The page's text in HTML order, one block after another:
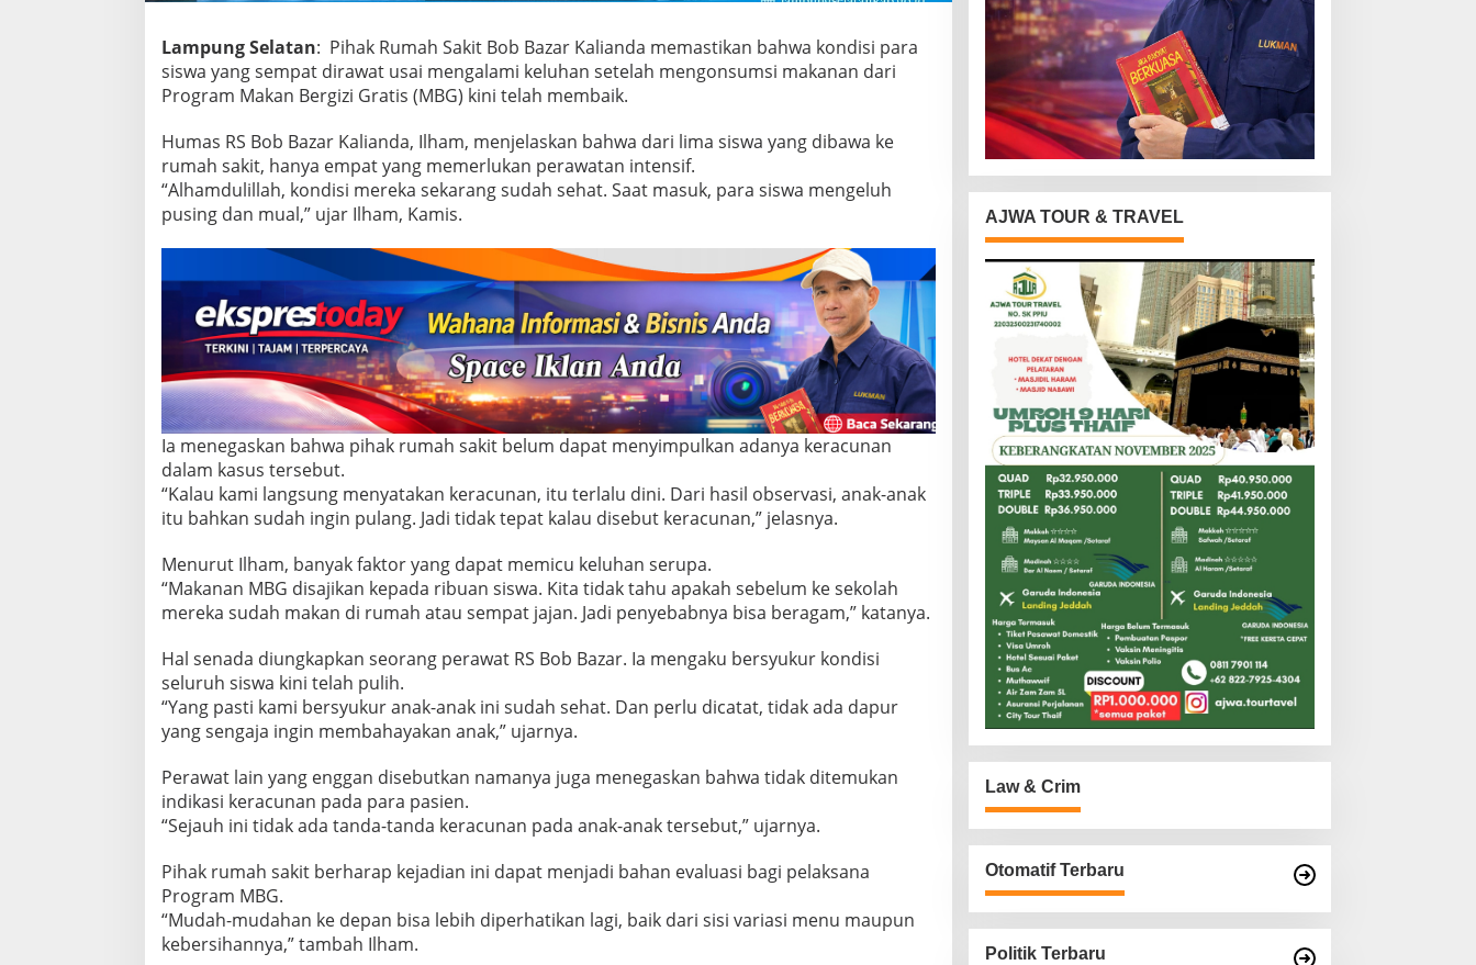
a
u
k
a
n
e
r
a
u
n
n
,
K
o
n
d
i
s
i
l
u
u
h
P
a
e
P
u
i
h
Lampung Selatan: Pihak Rumah Sakit Bob Bazar Kalianda memastikan bahwa kondisi para
siswa yang sempat dirawat usai mengalami keluhan setelah mengonsumsi makanan dari
Program Makan Bergizi Gratis (MBG) kini telah membaik.
Humas RS Bob Bazar Kalianda, Ilham, menjelaskan bahwa dari lima siswa yang dibawa ke
rumah sakit, hanya empat yang memerlukan perawatan intensif.
“Alhamdulillah, kondisi mereka sekarang sudah sehat. Saat masuk, para siswa mengeluh
pusing dan mual,” ujar Ilham, Kamis.
Ia menegaskan bahwa pihak rumah sakit belum dapat menyimpulkan adanya keracunan
dalam kasus tersebut.
“Kalau kami langsung menyatakan keracunan, itu terlalu dini. Dari hasil observasi, anak-anak
itu bahkan sudah ingin pulang. Jadi tidak tepat kalau disebut keracunan,” jelasnya.
Menurut Ilham, banyak faktor yang dapat memicu keluhan serupa.
“Makanan MBG disajikan kepada ribuan siswa. Kita tidak tahu apakah sebelum ke sekolah
mereka sudah makan di rumah atau sempat jajan. Jadi penyebabnya bisa beragam,” katanya.
Hal senada diungkapkan seorang perawat RS Bob Bazar. Ia mengaku bersyukur kondisi
seluruh siswa kini telah pulih.
“Yang pasti kami bersyukur anak-anak ini sudah sehat. Dan perlu dicatat, tidak ada dapur
yang sengaja ingin membahayakan anak,” ujarnya.
Perawat lain yang enggan disebutkan namanya juga menegaskan bahwa tidak ditemukan
indikasi keracunan pada para pasien.
“Sejauh ini tidak ada tanda-tanda keracunan pada anak-anak tersebut,” ujarnya.
Pihak rumah sakit berharap kejadian ini dapat menjadi bahan evaluasi bagi pelaksana
Program MBG.
“Mudah-mudahan ke depan bisa lebih diperhatikan lagi, baik dari sisi variasi menu maupun
kebersihannya,” tambah Ilham.
AJWA TOUR & TRAVEL
Law & Crim
Otomatif Terbaru
Politik Terbaru